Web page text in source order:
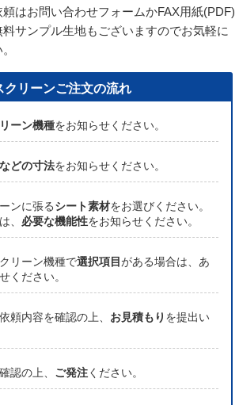
はお問い合わせフォームかFAX用紙(PDF)
サンプル生地もございますのでお気軽に
クリーンご注文の流れ
ーン機種をお知らせください。
どの寸法をお知らせください。
ンに張るシート素材をお選びください。
、 必要な機能性をお知らせください。
リーン機種で選択項目がある場合は、あ
ください。
頼内容を確認の上、 お見積もり を提出い
認の上、 ご発注ください。